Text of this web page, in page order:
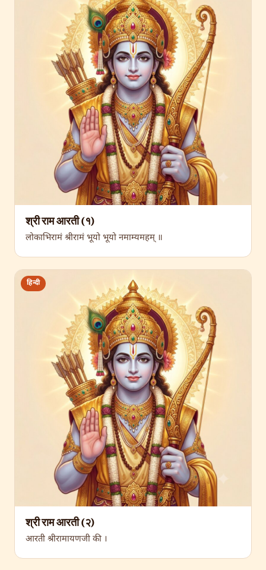
श्री राम आरती (१)
लोकाभिरामं श्रीरामं भूयो भूयो नमाम्यमहम् ॥
हिन्दी
श्री राम आरती (२)
आरती श्रीरामायणजी की ।